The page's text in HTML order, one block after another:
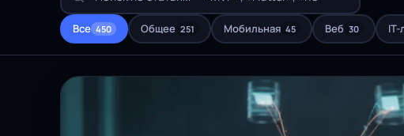
Все 450 Общее 251 Мобильная 45 Веб 30 IT-